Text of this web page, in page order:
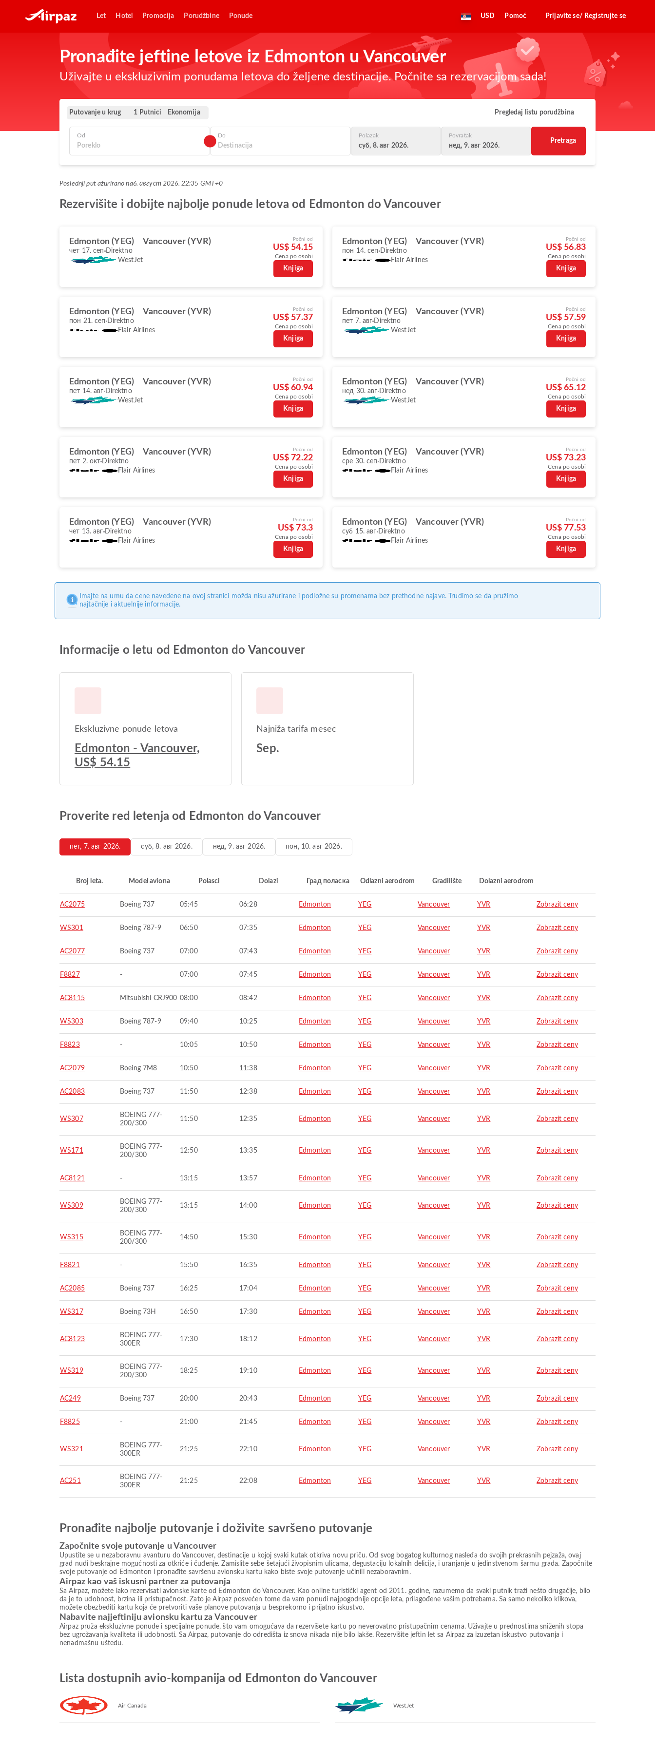
Let Hotel Promocija Porudžbine Ponude USD Pomoć Prijavite se/ Registrujte se
Pronađite jeftine letove iz Edmonton u Vancouver
Uživajte u ekskluzivnim ponudama letova do željene destinacije. Počnite sa rezervacijom sada!
Putovanje u krug 1 Putnici Ekonomija Pregledaj listu porudžbina
Od Do Polazak
суб, 8. авг 2026.
Povratak
нед, 9. авг 2026.
Pretraga
Poslednji put ažurirano na6. август 2026. 22:35 GMT+0
Rezervišite i dobijte najbolje ponude letova od Edmonton do Vancouver
Edmonton (YEG) Vancouver (YVR)
чет 17. сеп Direktno
WestJet
Počni od
US$ 54.15
Cena po osobi
Knjiga
Edmonton (YEG) Vancouver (YVR)
пон 14. сеп Direktno
Flair Airlines
Počni od
US$ 56.83
Cena po osobi
Knjiga
Edmonton (YEG) Vancouver (YVR)
пон 21. сеп Direktno
Flair Airlines
Počni od
US$ 57.37
Cena po osobi
Knjiga
Edmonton (YEG) Vancouver (YVR)
пет 7. авг Direktno
WestJet
Počni od
US$ 57.59
Cena po osobi
Knjiga
Edmonton (YEG) Vancouver (YVR)
пет 14. авг Direktno
WestJet
Počni od
US$ 60.94
Cena po osobi
Knjiga
Edmonton (YEG) Vancouver (YVR)
нед 30. авг Direktno
WestJet
Počni od
US$ 65.12
Cena po osobi
Knjiga
Edmonton (YEG) Vancouver (YVR)
пет 2. окт Direktno
Flair Airlines
Počni od
US$ 72.22
Cena po osobi
Knjiga
Edmonton (YEG) Vancouver (YVR)
сре 30. сеп Direktno
Flair Airlines
Počni od
US$ 73.23
Cena po osobi
Knjiga
Edmonton (YEG) Vancouver (YVR)
чет 13. авг Direktno
Flair Airlines
Počni od
US$ 73.3
Cena po osobi
Knjiga
Edmonton (YEG) Vancouver (YVR)
суб 15. авг Direktno
Flair Airlines
Počni od
US$ 77.53
Cena po osobi
Knjiga
Imajte na umu da cene navedene na ovoj stranici možda nisu ažurirane i podložne su promenama bez prethodne najave. Trudimo se da pružimo
najtačnije i aktuelnije informacije.
Informacije o letu od Edmonton do Vancouver
Ekskluzivne ponude letova
Edmonton - Vancouver,
US$ 54.15
Najniža tarifa mesec
Sep.
Proverite red letenja od Edmonton do Vancouver
пет, 7. авг 2026. суб, 8. авг 2026. нед, 9. авг 2026. пон, 10. авг 2026.
Broj leta. Model aviona Polasci Dolazi Град поласка Odlazni aerodrom Gradilište Dolazni aerodrom
AC2075 Boeing 737 05:45 06:28 Edmonton YEG Vancouver YVR Zobrazit ceny
WS301 Boeing 787-9 06:50 07:35 Edmonton YEG Vancouver YVR Zobrazit ceny
AC2077 Boeing 737 07:00 07:43 Edmonton YEG Vancouver YVR Zobrazit ceny
F8827 - 07:00 07:45 Edmonton YEG Vancouver YVR Zobrazit ceny
AC8115 Mitsubishi CRJ900 08:00 08:42 Edmonton YEG Vancouver YVR Zobrazit ceny
WS303 Boeing 787-9 09:40 10:25 Edmonton YEG Vancouver YVR Zobrazit ceny
F8823 - 10:05 10:50 Edmonton YEG Vancouver YVR Zobrazit ceny
AC2079 Boeing 7M8 10:50 11:38 Edmonton YEG Vancouver YVR Zobrazit ceny
AC2083 Boeing 737 11:50 12:38 Edmonton YEG Vancouver YVR Zobrazit ceny
WS307
BOEING 777-
200/300
11:50 12:35 Edmonton YEG Vancouver YVR Zobrazit ceny
WS171
BOEING 777-
200/300
12:50 13:35 Edmonton YEG Vancouver YVR Zobrazit ceny
AC8121 - 13:15 13:57 Edmonton YEG Vancouver YVR Zobrazit ceny
WS309
BOEING 777-
200/300
13:15 14:00 Edmonton YEG Vancouver YVR Zobrazit ceny
WS315
BOEING 777-
200/300
14:50 15:30 Edmonton YEG Vancouver YVR Zobrazit ceny
F8821 - 15:50 16:35 Edmonton YEG Vancouver YVR Zobrazit ceny
AC2085 Boeing 737 16:25 17:04 Edmonton YEG Vancouver YVR Zobrazit ceny
WS317 Boeing 73H 16:50 17:30 Edmonton YEG Vancouver YVR Zobrazit ceny
AC8123
BOEING 777-
300ER
17:30 18:12 Edmonton YEG Vancouver YVR Zobrazit ceny
WS319
BOEING 777-
200/300
18:25 19:10 Edmonton YEG Vancouver YVR Zobrazit ceny
AC249 Boeing 737 20:00 20:43 Edmonton YEG Vancouver YVR Zobrazit ceny
F8825 - 21:00 21:45 Edmonton YEG Vancouver YVR Zobrazit ceny
WS321
BOEING 777-
300ER
21:25 22:10 Edmonton YEG Vancouver YVR Zobrazit ceny
AC251
BOEING 777-
300ER
21:25 22:08 Edmonton YEG Vancouver YVR Zobrazit ceny
Pronađite najbolje putovanje i doživite savršeno putovanje
Započnite svoje putovanje u Vancouver
Upustite se u nezaboravnu avanturu do Vancouver, destinacije u kojoj svaki kutak otkriva novu priču. Od svog bogatog kulturnog nasleđa do svojih prekrasnih pejzaža, ovaj
grad nudi beskrajne mogućnosti za otkriće i čuđenje. Zamislite sebe šetajući živopisnim ulicama, degustaciju lokalnih delicija, i uranjanje u jedinstvenom šarmu grada. Započnite
svoje putovanje od Edmonton i pronađite savršenu avionsku kartu kako biste svoje putovanje učinili nezaboravnim.
Airpaz kao vaš iskusni partner za putovanja
Sa Airpaz, možete lako rezervisati avionske karte od Edmonton do Vancouver. Kao online turistički agent od 2011. godine, razumemo da svaki putnik traži nešto drugačije, bilo
da je to udobnost, brzina ili pristupačnost. Zato je Airpaz posvećen tome da vam ponudi najpogodnije opcije leta, prilagođene vašim potrebama. Sa samo nekoliko klikova,
možete obezbediti kartu koja će pretvoriti vaše planove putovanja u besprekorno i prijatno iskustvo.
Nabavite najjeftiniju avionsku kartu za Vancouver
Airpaz pruža ekskluzivne ponude i specijalne ponude, što vam omogućava da rezervišete kartu po neverovatno pristupačnim cenama. Uživajte u prednostima sniženih stopa
bez ugrožavanja kvaliteta ili udobnosti. Sa Airpaz, putovanje do odredišta iz snova nikada nije bilo lakše. Rezervišite jeftin let sa Airpaz za izuzetan iskustvo putovanja i
nenadmašnu uštedu.
Lista dostupnih avio-kompanija od Edmonton do Vancouver
Air Canada WestJet